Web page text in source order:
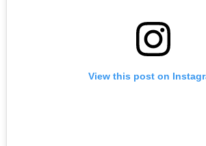
View this post on